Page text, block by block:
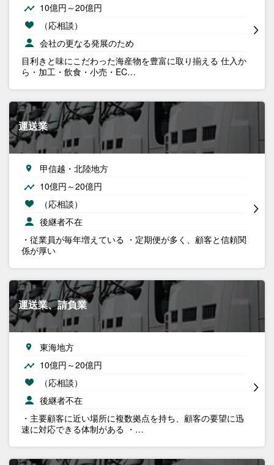
10億円～20億円
（応相談）
会社の更なる発展のため
目利きと味にこだわった海産物を豊富に取り揃える 仕入か
ら・加工・飲食・小売・EC…
運送業
甲信越・北陸地方
10億円～20億円
（応相談）
後継者不在
・従業員が毎年増えている ・定期便が多く、顧客と信頼関
係が厚い
運送業、請負業
東海地方
10億円～20億円
（応相談）
後継者不在
・主要顧客に近い場所に複数拠点を持ち、顧客の要望に迅
速に対応できる体制がある ・…